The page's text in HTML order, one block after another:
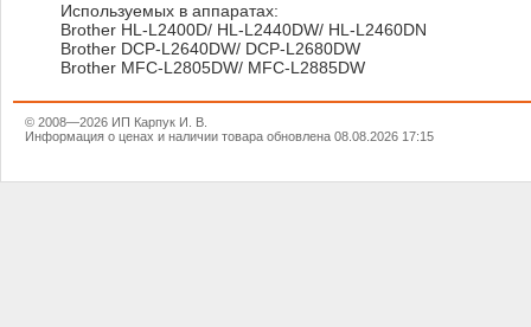
Используемых в аппаратах:
Brother HL-L2400D/ HL-L2440DW/ HL-L2460DN
Brother DCP-L2640DW/ DCP-L2680DW
Brother MFC-L2805DW/ MFC-L2885DW
© 2008—2026 ИП Карпук И. В.
Информация о ценах и наличии товара обновлена 08.08.2026 17:15